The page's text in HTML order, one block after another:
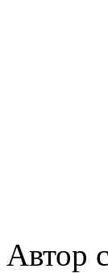
Автор